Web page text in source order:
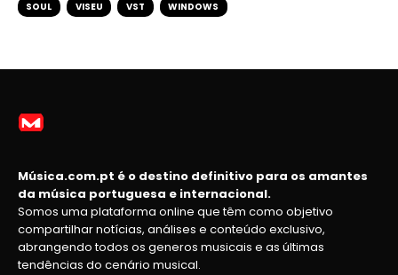
SOUL VISEU VST WINDOWS
Música.com.pt é o destino definitivo para os amantes
da música portuguesa e internacional.
Somos uma plataforma online que têm como objetivo
compartilhar notícias, análises e conteúdo exclusivo,
abrangendo todos os generos musicais e as últimas
tendências do cenário musical.